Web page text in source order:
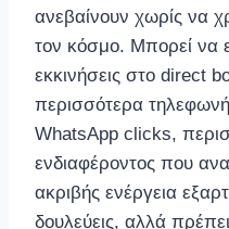
ανεβαίνουν χωρίς να
τον κόσμο. Μπορεί να
εκκινήσεις στο direct
περισσότερα
WhatsApp clicks,
ενδιαφέροντος που
ακριβής ενέργεια
δουλεύεις, αλλά